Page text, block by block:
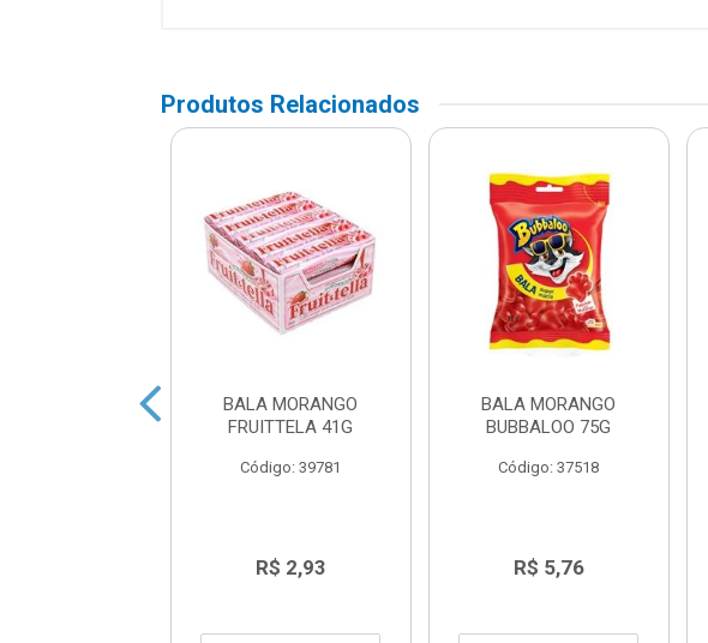
Produtos Relacionados
BALA MORANGO
FRUITTELA 41G
Código: 39781
R$ 2,93
BALA MORANGO
BUBBALOO 75G
Código: 37518
R$ 5,76